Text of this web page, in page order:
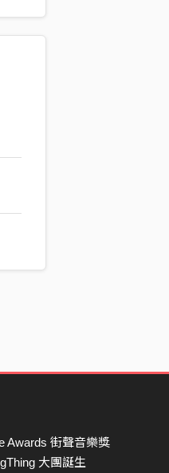
Awards 街聲音樂獎
大團誕生